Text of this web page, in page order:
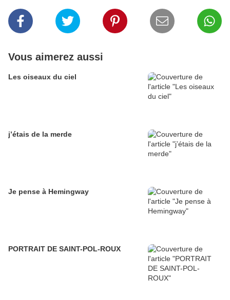
Vous aimerez aussi
Les oiseaux du ciel
j’étais de la merde
Je pense à Hemingway
PORTRAIT DE SAINT-POL-ROUX